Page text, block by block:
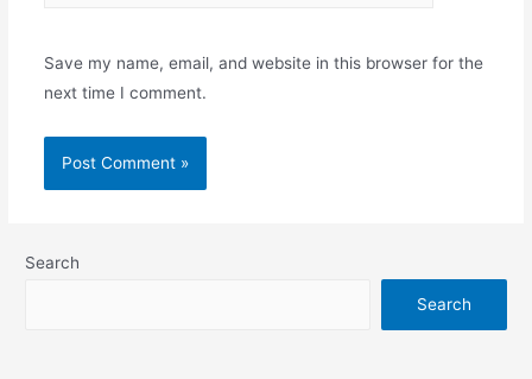
Save my name, email, and website in this browser for the
next time I comment.
Search
Search